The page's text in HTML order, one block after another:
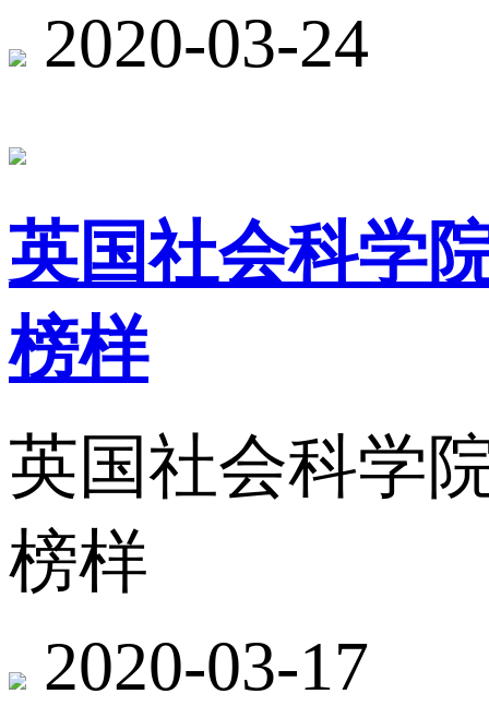
2020-03-24
英国社会科学
榜样
英国社会科学
榜样
2020-03-17